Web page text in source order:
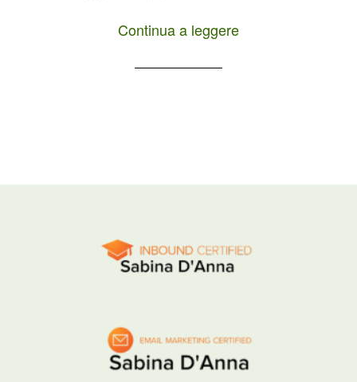
e modernità. Se anche tu stai programmando un
delle 20 migliori attrazioni […]
Continua a leggere